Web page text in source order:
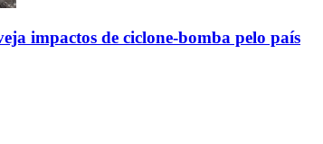
impactos de ciclone-bomba pelo país